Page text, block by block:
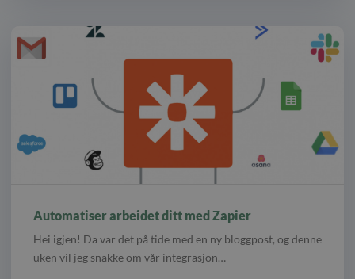
Automatiser arbeidet ditt med Zapier
Hei igjen! Da var det på tide med en ny bloggpost, og denne
uken vil jeg snakke om vår integrasjon…